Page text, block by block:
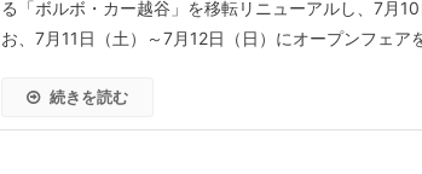
る「ボルボ・カー越谷」を移転リニューアルし、7月
お、7月11日（土）～7月12日（日）にオープンフェア
続きを読む